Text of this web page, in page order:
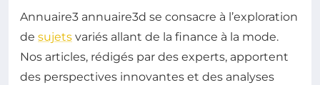
Annuaire3 annuaire3d se consacre à l’exploration
de sujets variés allant de la finance à la mode.
Nos articles, rédigés par des experts, apportent
des perspectives innovantes et des analyses